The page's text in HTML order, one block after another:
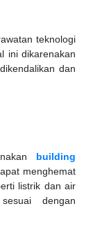
teknologi
ini dikarenakan
dan
building
menghemat
listrik dan air
dengan